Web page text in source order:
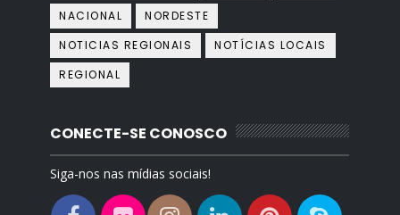
NACIONAL
NORDESTE
NOTICIAS REGIONAIS
NOTÍCIAS LOCAIS
REGIONAL
CONECTE-SE CONOSCO
Siga-nos nas mídias sociais!